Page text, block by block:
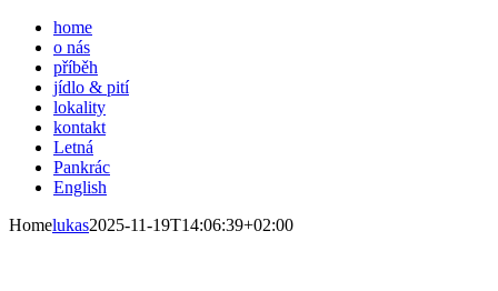
home
o nás
příběh
jídlo & pití
lokality
kontakt
Letná
Pankrác
English
Homelukas2025-11-19T14:06:39+02:00